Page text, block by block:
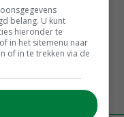
kost Jumbo marge
belang. U kunt
hieronder te
in het sitemenu naar
of in te trekken via de